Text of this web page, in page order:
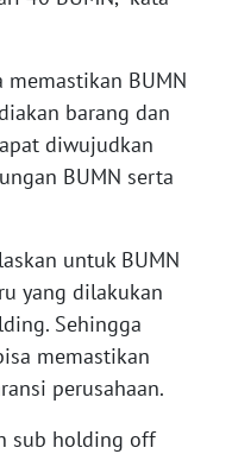
memastikan BUMN
barang dan
diwujudkan
BUMN serta
untuk BUMN
yang dilakukan
Sehingga
memastikan
perusahaan.
sub holding off